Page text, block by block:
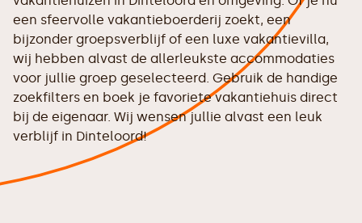
een sfeervolle vakantieboerderij zoekt, een
bijzonder groepsverblijf of een luxe vakantievilla,
wij hebben alvast de allerleukste accommodaties
voor jullie groep geselecteerd. Gebruik de handige
zoekfilters en boek je favoriete vakantiehuis direct
bij de eigenaar. Wij wensen jullie alvast een leuk
verblijf in Dinteloord!